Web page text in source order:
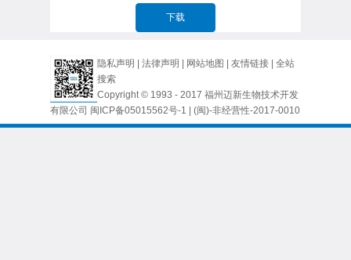
下载
隐私声明 法律声明 网站地图 友情链接
全站
搜索
Copyright © 1993 - 2017 福州迈新生物技术开发
有限公司 闽ICP备05015562号-1 | (闽)-非经营性-2017-0010